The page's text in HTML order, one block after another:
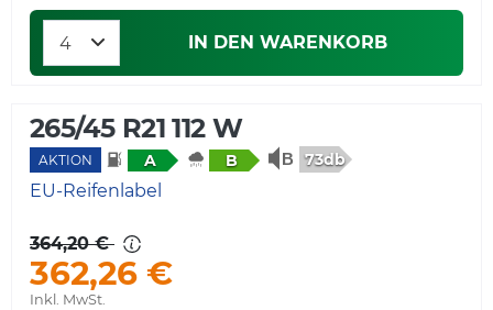
IN DEN WARENKORB
265/45 R21 112 W
AKTION A B 73db
EU-Reifenlabel
364,20 €
362,26 €
Inkl. MwSt.